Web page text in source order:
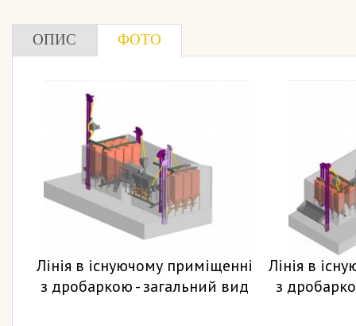
ОПИС ФОТО
Лінія в існуючому приміщенні
з дробаркою - загальний вид
Лінія в
з